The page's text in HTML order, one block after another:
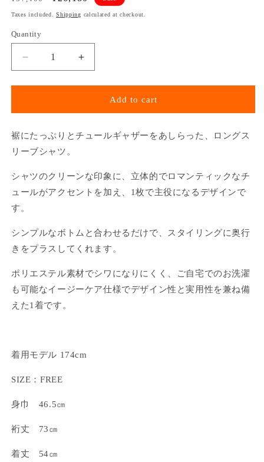
price
price
Taxes included.Shipping calculated at checkout.
Quantity
Decrease
quantity
for
TULLE
(WHITE)
Increase
quantity
for
GATHER
TULLE
(WHITE)
Add to cart
裾にたっぷりとチュールギャザーをあしらった、ロングス
リーブシャツ。
シャツのクリーンな印象に、立体的でロマンティックなチ
ュールがアクセントを加え、1枚で主役になるデザインで
す。
シンプルなボトムと合わせるだけで、スタイリングに奥行
きをプラスしてくれます。
ポリエステル素材でシワになりにくく、ご自宅でのお洗濯
も可能なイージーケア仕様でデザイン性と実用性を兼ね備
えた1着です。
着用モデル 174cm
SIZE ：FREE
身巾 46.5㎝
裄丈 73㎝
着丈 54㎝